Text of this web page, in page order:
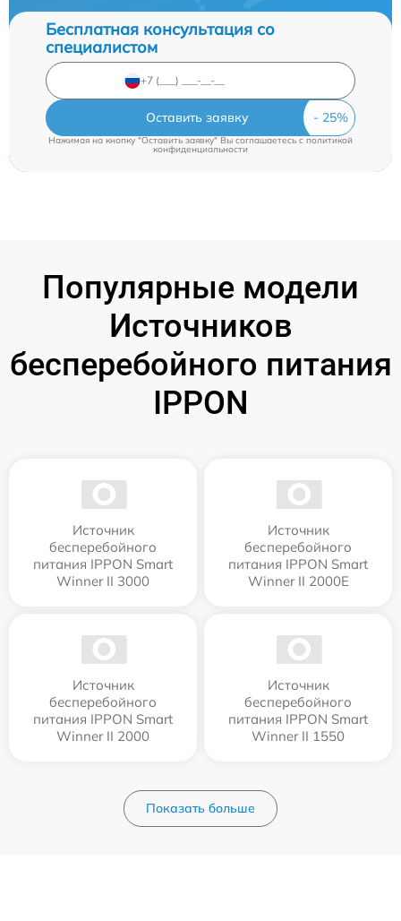
Бесплатная консультация со
специалистом
Оставить заявку
Нажимая на кнопку "Оставить заявку" Вы соглашаетесь cполитикой
конфиденциальности
Популярные модели
Источников
бесперебойного питания
IPPON
Источник
бесперебойного
питания IPPON Smart
Winner II 3000
Источник
бесперебойного
питания IPPON Smart
Winner II 2000E
Источник
бесперебойного
питания IPPON Smart
Winner II 2000
Источник
бесперебойного
питания IPPON Smart
Winner II 1550
Показать больше